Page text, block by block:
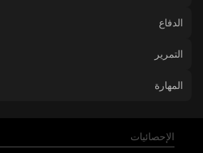
الدفاع
التمرير
المهارة
الإحصائيات